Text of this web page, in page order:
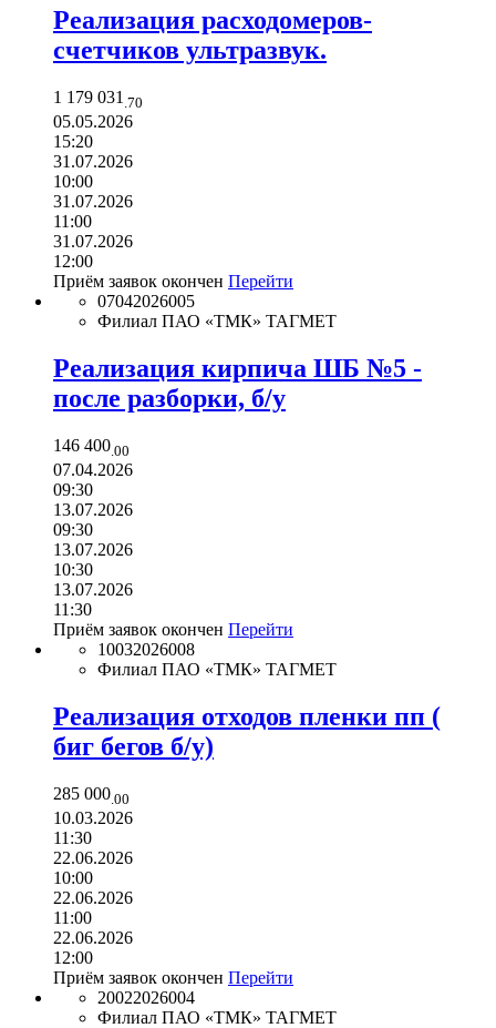
Реализация расходомеров-
счетчиков ультразвук.
1 179 031 .70
05.05.2026
15:20
31.07.2026
10:00
31.07.2026
11:00
31.07.2026
12:00
Приём заявок окончен Перейти
07042026005
Филиал ПАО «ТМК» ТАГМЕТ
Реализация кирпича ШБ №5 -
после разборки, б/у
146 400 .00
07.04.2026
09:30
13.07.2026
09:30
13.07.2026
10:30
13.07.2026
11:30
Приём заявок окончен Перейти
10032026008
Филиал ПАО «ТМК» ТАГМЕТ
Реализация отходов пленки пп (
биг бегов б/у)
285 000 .00
10.03.2026
11:30
22.06.2026
10:00
22.06.2026
11:00
22.06.2026
12:00
Приём заявок окончен Перейти
20022026004
Филиал ПАО «ТМК» ТАГМЕТ